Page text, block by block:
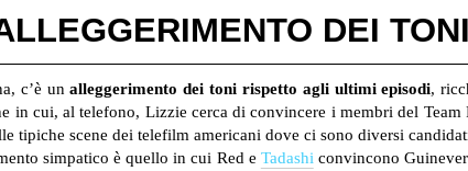
DEI
c’è unalleggerimento dei toni rispetto agli ultimi episodi,
in cui, al telefono, Lizzie cerca di convincere i membri del
tipiche scene dei telefilm americani dove ci sono diversi
simpatico è quello in cui Red e Tadashiconvincono